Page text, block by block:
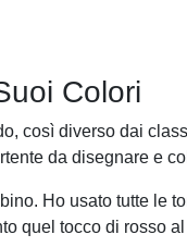
Colori
così diverso dai
da disegnare e
Ho usato tutte le
quel tocco di rosso